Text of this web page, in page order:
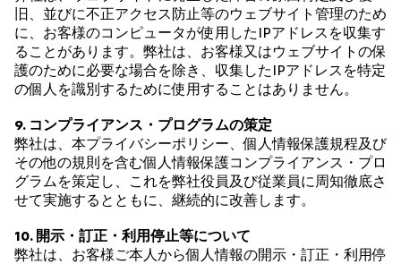
旧、並びに不正アクセス防止等のウェブサイト管理のため
に、お客様のコンピュータが使用したIPアドレスを収集す
ることがあります。弊社は、お客様又はウェブサイトの保
護のために必要な場合を除き、収集したIPアドレスを特定
の個人を識別するために使用することはありません。
9. コンプライアンス・プログラムの策定
弊社は、本プライバシーポリシー、個人情報保護規程及び
その他の規則を含む個人情報保護コンプライアンス・プロ
グラムを策定し、これを弊社役員及び従業員に周知徹底さ
せて実施するとともに、継続的に改善します。
10. 開示・訂正・利用停止等について
弊社は、お客様ご本人から個人情報の開示・訂正・利用停